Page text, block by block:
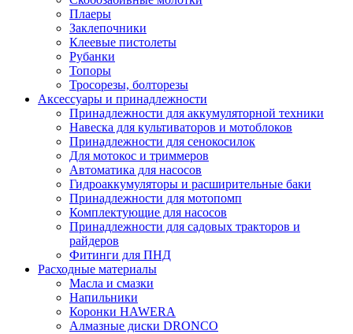
Плаеры
Заклепочники
Клеевые пистолеты
Рубанки
Топоры
Тросорезы, болторезы
Аксессуары и принадлежности
Принадлежности для аккумуляторной техники
Навеска для культиваторов и мотоблоков
Принадлежности для сенокосилок
Для мотокос и триммеров
Автоматика для насосов
Гидроаккумуляторы и расширительные баки
Принадлежности для мотопомп
Комплектующие для насосов
Принадлежности для садовых тракторов и
райдеров
Фитинги для ПНД
Расходные материалы
Масла и смазки
Напильники
Коронки HAWERA
Алмазные диски DRONCO